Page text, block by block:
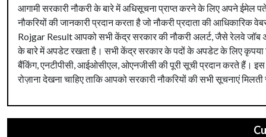
आगामी सरकारी नौकरी के बारे में अधिसूचना प्राप्त करने के लिए अपने
नौकरियों की जानकारी प्रदान करता है जो नौकरी प्रदाता की
Rojgar Result आपको सभी केंद्र सरकार की नौकरी अलर्ट, जैसे रेलवे जॉब
के बारे में अपडेट रखता है। सभी केंद्र सरकार के पदों के अपडेट के लिए
बैंकिंग, एनटीपीसी, आईओसीएल, ओएनजीसी की पूरी सूची प्रदान करते हैं।
रोज़ाना देखना चाहिए ताकि आपको सरकारी नौकरियों की सभी सूचनाएं मिलती